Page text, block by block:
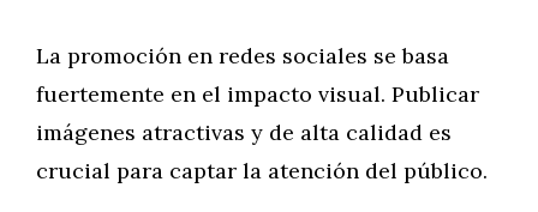
La promoción en redes sociales se basa
fuertemente en el impacto visual. Publicar
imágenes atractivas y de alta calidad es
crucial para captar la atención del público.